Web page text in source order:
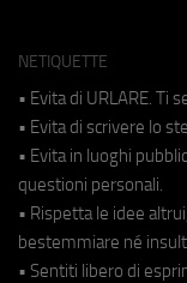
NETIQUETTE
• Evita di URLARE. Ti
• Evita di scrivere lo
• Evita in luoghi
questioni personali.
• Rispetta le idee
bestemmiare né
• Sentiti libero di